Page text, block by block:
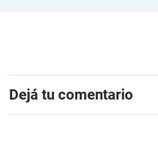
Dejá tu comentario